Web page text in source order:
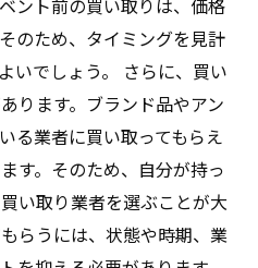
ント前の買い取りは、価格
のため、タイミングを見計
いでしょう。 さらに、買い
ります。ブランド品やアン
る業者に買い取ってもらえ
す。そのため、自分が持っ
い取り業者を選ぶことが大
らうには、状態や時期、業